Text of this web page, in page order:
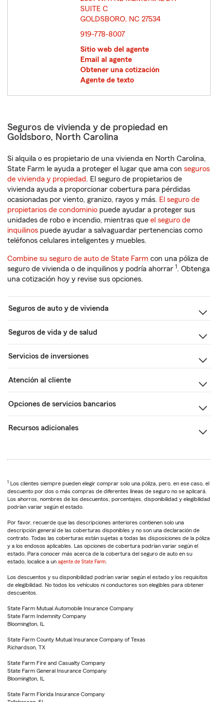
SUITE C
GOLDSBORO, NC 27534
919-778-8007
Sitio web del agente
Email al agente
Obtener una cotización
Agente de texto
Seguros de vivienda y de propiedad en
Goldsboro, North Carolina
Si alquila o es propietario de una vivienda en North Carolina,
State Farm le ayuda a proteger el lugar que ama con seguros
de vivienda y propiedad. El seguro de propietarios de
vivienda ayuda a proporcionar cobertura para pérdidas
ocasionadas por viento, granizo, rayos y más. El seguro de
propietarios de condominio puede ayudar a proteger sus
unidades de robo e incendio, mientras que el seguro de
inquilinos puede ayudar a salvaguardar pertenencias como
teléfonos celulares inteligentes y muebles.
Combine su seguro de auto de State Farm con una póliza de
seguro de vivienda o de inquilinos y podría ahorrar 1. Obtenga
una cotización hoy y revise sus opciones.
Seguros de auto y de vivienda
Seguros de vida y de salud
Servicios de inversiones
Atención al cliente
Opciones de servicios bancarios
Recursos adicionales
1 Los clientes siempre pueden elegir comprar solo una póliza, pero, en ese caso, el
descuento por dos o más compras de diferentes líneas de seguro no se aplicará.
Los ahorros, nombres de los descuentos, porcentajes, disponibilidad y elegibilidad
podrían variar según el estado.
Por favor, recuerde que las descripciones anteriores contienen solo una
descripción general de las coberturas disponibles y no son una declaración de
contrato. Todas las coberturas están sujetas a todas las disposiciones de la póliza
y a los endosos aplicables. Las opciones de cobertura podrían variar según el
estado. Para conocer más acerca de la cobertura del seguro de auto en su
estado, localice a un agente de State Farm
Los descuentos y su disponibilidad podrían variar según el estado y los requisitos
de elegibilidad. No todos los vehículos ni conductores son elegibles para obtener
descuentos.
State Farm Mutual Automobile Insurance Company
State Farm Indemnity Company
Bloomington, IL
State Farm County Mutual Insurance Company of Texas
Richardson, TX
State Farm Fire and Casualty Company
State Farm General Insurance Company
Bloomington, IL
State Farm Florida Insurance Company